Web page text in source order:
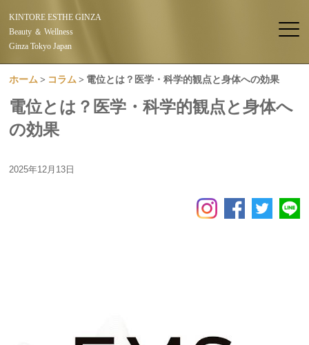
KINTORE ESTHE GINZA
Beauty ＆ Wellness
Ginza Tokyo Japan
ホーム コラム 電位とは？医学・科学的観点と身体への効果
電位とは？医学・科学的観点と身体へ
の効果
2025年12月13日